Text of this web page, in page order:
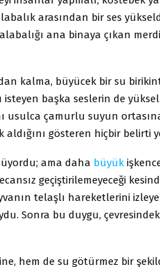
arasından bir ses
ana binaya çıkan
kalma, büyücek bir su
isteyen başka seslerin de
usulca çamurlu suyun
gösteren hiçbir belirti
ama daha büyük
geçiştirilemeyeceği
telaşlı hareketlerini
Sonra bu duygu,
hem de su götürmez bir